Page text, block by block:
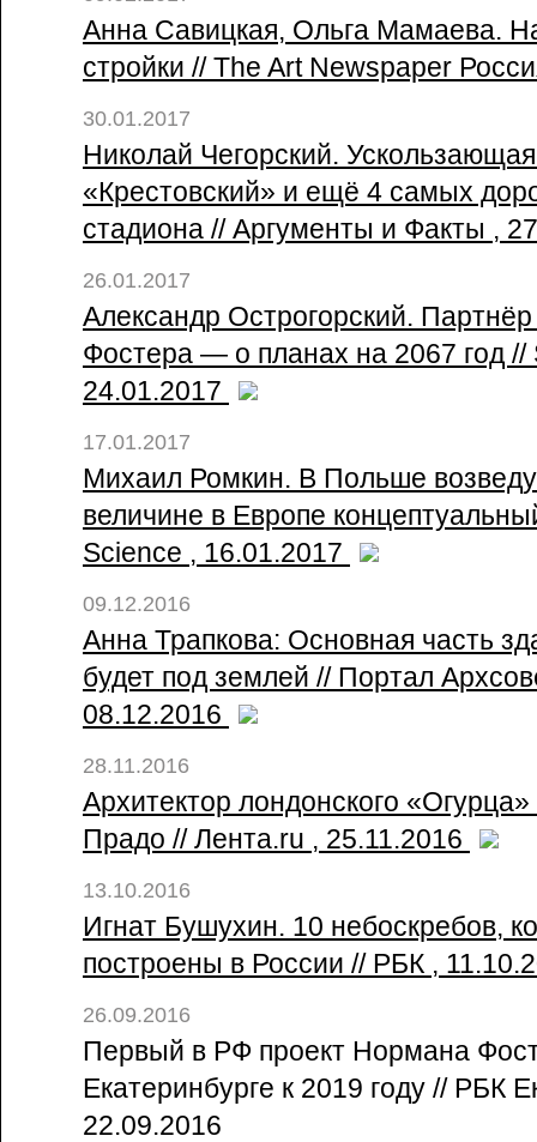
Анна Савицкая, Ольга Мамаева.
стройки // The Art Newspaper
30.01.2017
Николай Чегорский.
«Крестовский» и ещё 4 самых
стадиона // Аргументы и Факты ,
26.01.2017
Александр Острогорский.
Фостера — о планах на 2067 год //
24.01.2017
17.01.2017
Михаил Ромкин. В Польше
величине в Европе
Science , 16.01.2017
09.12.2016
Анна Трапкова: Основная часть
будет под землей // Портал
08.12.2016
28.11.2016
Архитектор лондонского
Прадо // Лента.ru , 25.11.2016
13.10.2016
Игнат Бушухин. 10 небоскребов,
построены в России // РБК ,
26.09.2016
Первый в РФ проект Нормана
Екатеринбурге к 2019 году // РБК
22.09.2016